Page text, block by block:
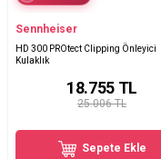
Sennheiser
HD 300 PROtect Clipping Önleyici
Kulaklık
25.006 TL
18.755TL
Sepete Ekle